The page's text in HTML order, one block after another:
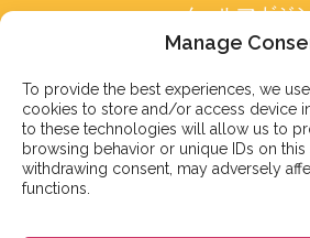
Manage
To provide the best experiences, we
cookies to store and/or access device
to these technologies will allow us to
browsing behavior or unique IDs on
withdrawing consent, may adversely
functions.
メールマガジ
メールマガジン
登録する